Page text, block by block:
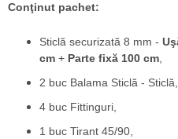
Conţinut pachet:
Sticlă securizată 8 mm -
cm + Parte fixă 100 cm,
2 buc Balama Sticlă - Sticlă,
4 buc Fittinguri,
1 buc Tirant 45/90,